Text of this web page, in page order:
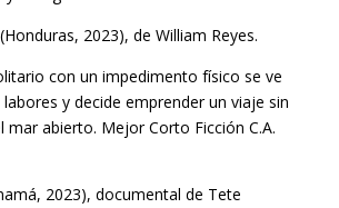
2023), de William Reyes.
con un impedimento físico se ve
y decide emprender un viaje sin
mar abierto. Mejor Corto Ficción C.A.
2023), documental de Tete